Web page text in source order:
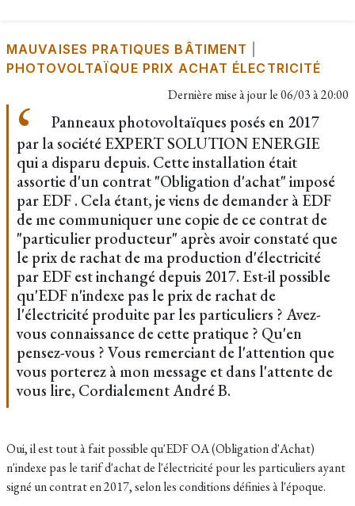
MAUVAISES PRATIQUES BÂTIMENT
PHOTOVOLTAÏQUE PRIX ACHAT ÉLECTRICITÉ
Dernière mise à jour le06/03 à 20:00
Panneaux photovoltaïques posés en 2017
par la société EXPERT SOLUTION ENERGIE
qui a disparu depuis. Cette installation était
assortie d'un contrat "Obligation d'achat" imposé
par EDF . Cela étant, je viens de demander à EDF
de me communiquer une copie de ce contrat de
"particulier producteur" après avoir constaté que
le prix de rachat de ma production d'électricité
par EDF est inchangé depuis 2017. Est-il possible
qu'EDF n'indexe pas le prix de rachat de
l'électricité produite par les particuliers ? Avez-
vous connaissance de cette pratique ? Qu'en
pensez-vous ? Vous remerciant de l'attention que
vous porterez à mon message et dans l'attente de
vous lire, Cordialement André B.
Oui, il est tout à fait possible qu'EDF OA (Obligation d'Achat)
n'indexe pas le tarif d'achat de l'électricité pour les particuliers ayant
signé un contrat en 2017, selon les conditions définies à l'époque.